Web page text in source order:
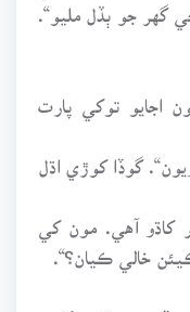
گهر جو ٻڏل مليو“.
اجايو توکي پارت
گوڏا کوڙي اڌل
کاڌو آهي. مون کي
خالي ڪيان؟“.
ڏسي. يڪدم کيس